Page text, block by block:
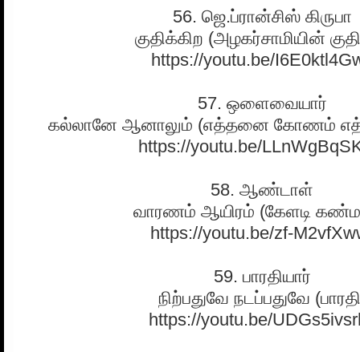
56. ஜெ.ப்ரான்சிஸ் கிருபா
குதிக்கிற (அழகர்சாமியின்
https://youtu.be/
57. ஒளைவையார்
கல்லானே ஆனாலும் (எத்தனை கோணம்
https://youtu.be/
58. ஆண்டாள்
வாரணம் ஆயிரம் (கேளடி
https://youtu.be/zf-
59. பாரதியார்
நிற்பதுவே நடப்பதுவே
https://youtu.be/